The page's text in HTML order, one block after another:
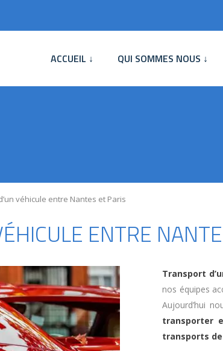
ACCUEIL ↓ QUI SOMMES NOUS ↓
véhicule entre Nantes et Paris
ENTRE
Transport
nos équipes
Aujourd’hui
transporter
transports